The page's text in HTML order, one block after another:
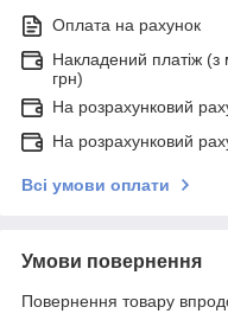
Оплата на рахунок
Накладений платіж
грн)
На розрахунковий
На розрахунковий
Всі умови оплати
Умови повернення
Повернення товару